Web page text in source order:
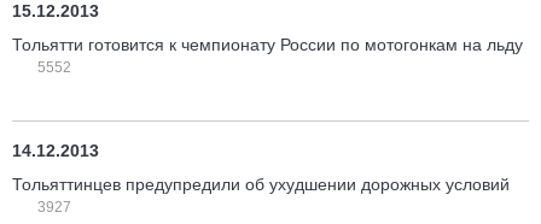
15.12.2013
Тольятти готовится к чемпионату России по мотогонкам на льду
5552
14.12.2013
Тольяттинцев предупредили об ухудшении дорожных условий
3927